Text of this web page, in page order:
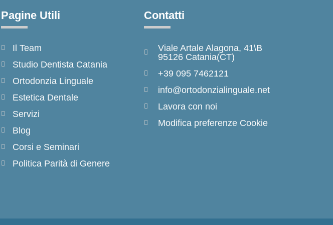
Pagine Utili
Il Team
Studio Dentista Catania
Ortodonzia Linguale
Estetica Dentale
Servizi
Blog
Corsi e Seminari
Politica Parità di Genere
Contatti
Viale Artale Alagona, 41\B
95126 Catania(CT)
+39 095 7462121
info@ortodonzialinguale.net
Lavora con noi
Modifica preferenze Cookie